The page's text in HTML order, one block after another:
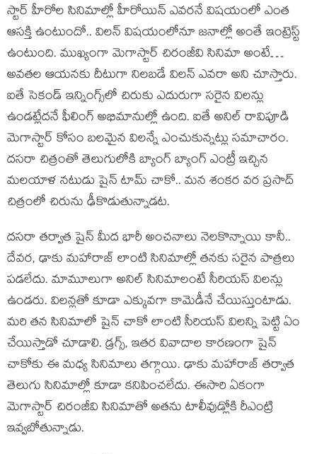
స్టార్ హీరోల సినిమాల్లో హీరోయిన్ ఎవ‌రనే విష‌యంలో ఎంత
ఆస‌క్తి ఉంటుందో.. విల‌న్ విష‌యంలోనూ జ‌నాల్లో అంతే ఇంట్రెస్ట్
ఉంటుంది. ముఖ్యంగా మెగాస్టార్ చిరంజీవి సినిమా అంటే…
అవ‌త‌ల ఆయ‌న‌కు దీటుగా నిల‌బ‌డే విల‌న్ ఎవ‌రా అని చూస్తారు.
ఐతే సెకండ్ ఇన్నింగ్స్‌లో చిరుకు ఎదురుగా స‌రైన విల‌న్లు
ఉండ‌ట్లేద‌నే ఫీలింగ్ అభిమానుల్లో ఉంది. ఐతే అనిల్ రావిపూడి
మెగాస్టార్ కోసం బ‌ల‌మైన విల‌న్నే ఎంచుకున్న‌ట్లు స‌మాచారం.
ద‌స‌రా చిత్రంతో తెలుగులోకి బ్యాంగ్ బ్యాంగ్ ఎంట్రీ ఇచ్చిన
మ‌ల‌యాళ న‌టుడు షైన్ టామ్ చాకో.. మ‌న శంక‌ర వర ప్ర‌సాద్
చిత్రంలో చిరును ఢీకొడుతున్నాడ‌ట‌.
ద‌స‌రా త‌ర్వాత షైన్ మీద భారీ అంచ‌నాలు నెల‌కొన్నాయి కానీ..
దేవ‌ర‌, ఢాకు మ‌హారాజ్ లాంటి సినిమాల్లో త‌న‌కు స‌రైన పాత్ర‌లు
ప‌డ‌లేదు. మామూలుగా అనిల్ సినిమాలంటే సీరియ‌స్ విల‌న్లు
ఉండ‌రు. విల‌న్ల‌తో కూడా ఎక్కువ‌గా కామెడీనే చేయిస్తుంటాడు.
మ‌రి త‌న సినిమాలో షైన్ చాకో లాంటి సీరియ‌స్ విల‌న్ని పెట్టి ఏం
చేయిస్తాడో చూడాలి. డ్ర‌గ్స్, ఇత‌ర వివాదాల కార‌ణంగా షైన్
చాకోకు ఈ మ‌ధ్య సినిమాలు త‌గ్గాయి. ఢాకు మ‌హారాజ్ త‌ర్వాత
తెలుగు సినిమాల్లో కూడా క‌నిపించ‌లేదు. ఈసారి ఏకంగా
మెగాస్టార్ చిరంజీవి సినిమాతో అత‌ను టాలీవుడ్లోకి రీఎంట్రి
ఇవ్వ‌బోతున్నాడు.